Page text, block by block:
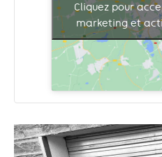
Cliquez pour
marketing et